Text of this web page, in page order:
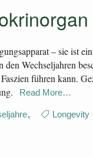
– sie ist
den Wechseljahren
führen kann.
Read More…
, Longevity